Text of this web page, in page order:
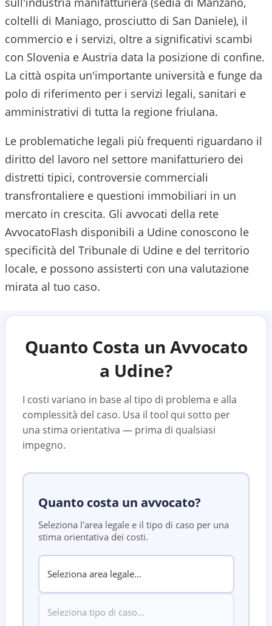
coltelli di Maniago, prosciutto di San Daniele), il
commercio e i servizi, oltre a significativi scambi
con Slovenia e Austria data la posizione di confine.
La città ospita un'importante università e funge da
polo di riferimento per i servizi legali, sanitari e
amministrativi di tutta la regione friulana.
Le problematiche legali più frequenti riguardano il
diritto del lavoro nel settore manifatturiero dei
distretti tipici, controversie commerciali
transfrontaliere e questioni immobiliari in un
mercato in crescita. Gli avvocati della rete
AvvocatoFlash disponibili a Udine conoscono le
specificità del Tribunale di Udine e del territorio
locale, e possono assisterti con una valutazione
mirata al tuo caso.
Quanto Costa un Avvocato
a Udine?
I costi variano in base al tipo di problema e alla
complessità del caso. Usa il tool qui sotto per
una stima orientativa — prima di qualsiasi
impegno.
Quanto costa un avvocato?
Seleziona l'area legale e il tipo di caso per una
stima orientativa dei costi.